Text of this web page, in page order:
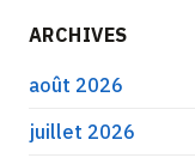
ARCHIVES
août 2026
juillet 2026